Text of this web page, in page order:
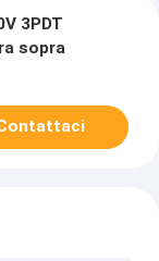
3PDT
sopra